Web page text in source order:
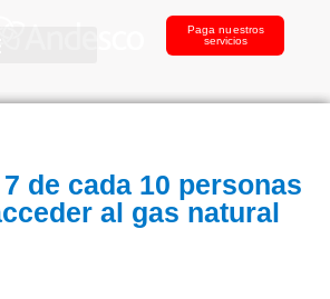
Paga nuestros
servicios
de cada 10 personas
al gas natural